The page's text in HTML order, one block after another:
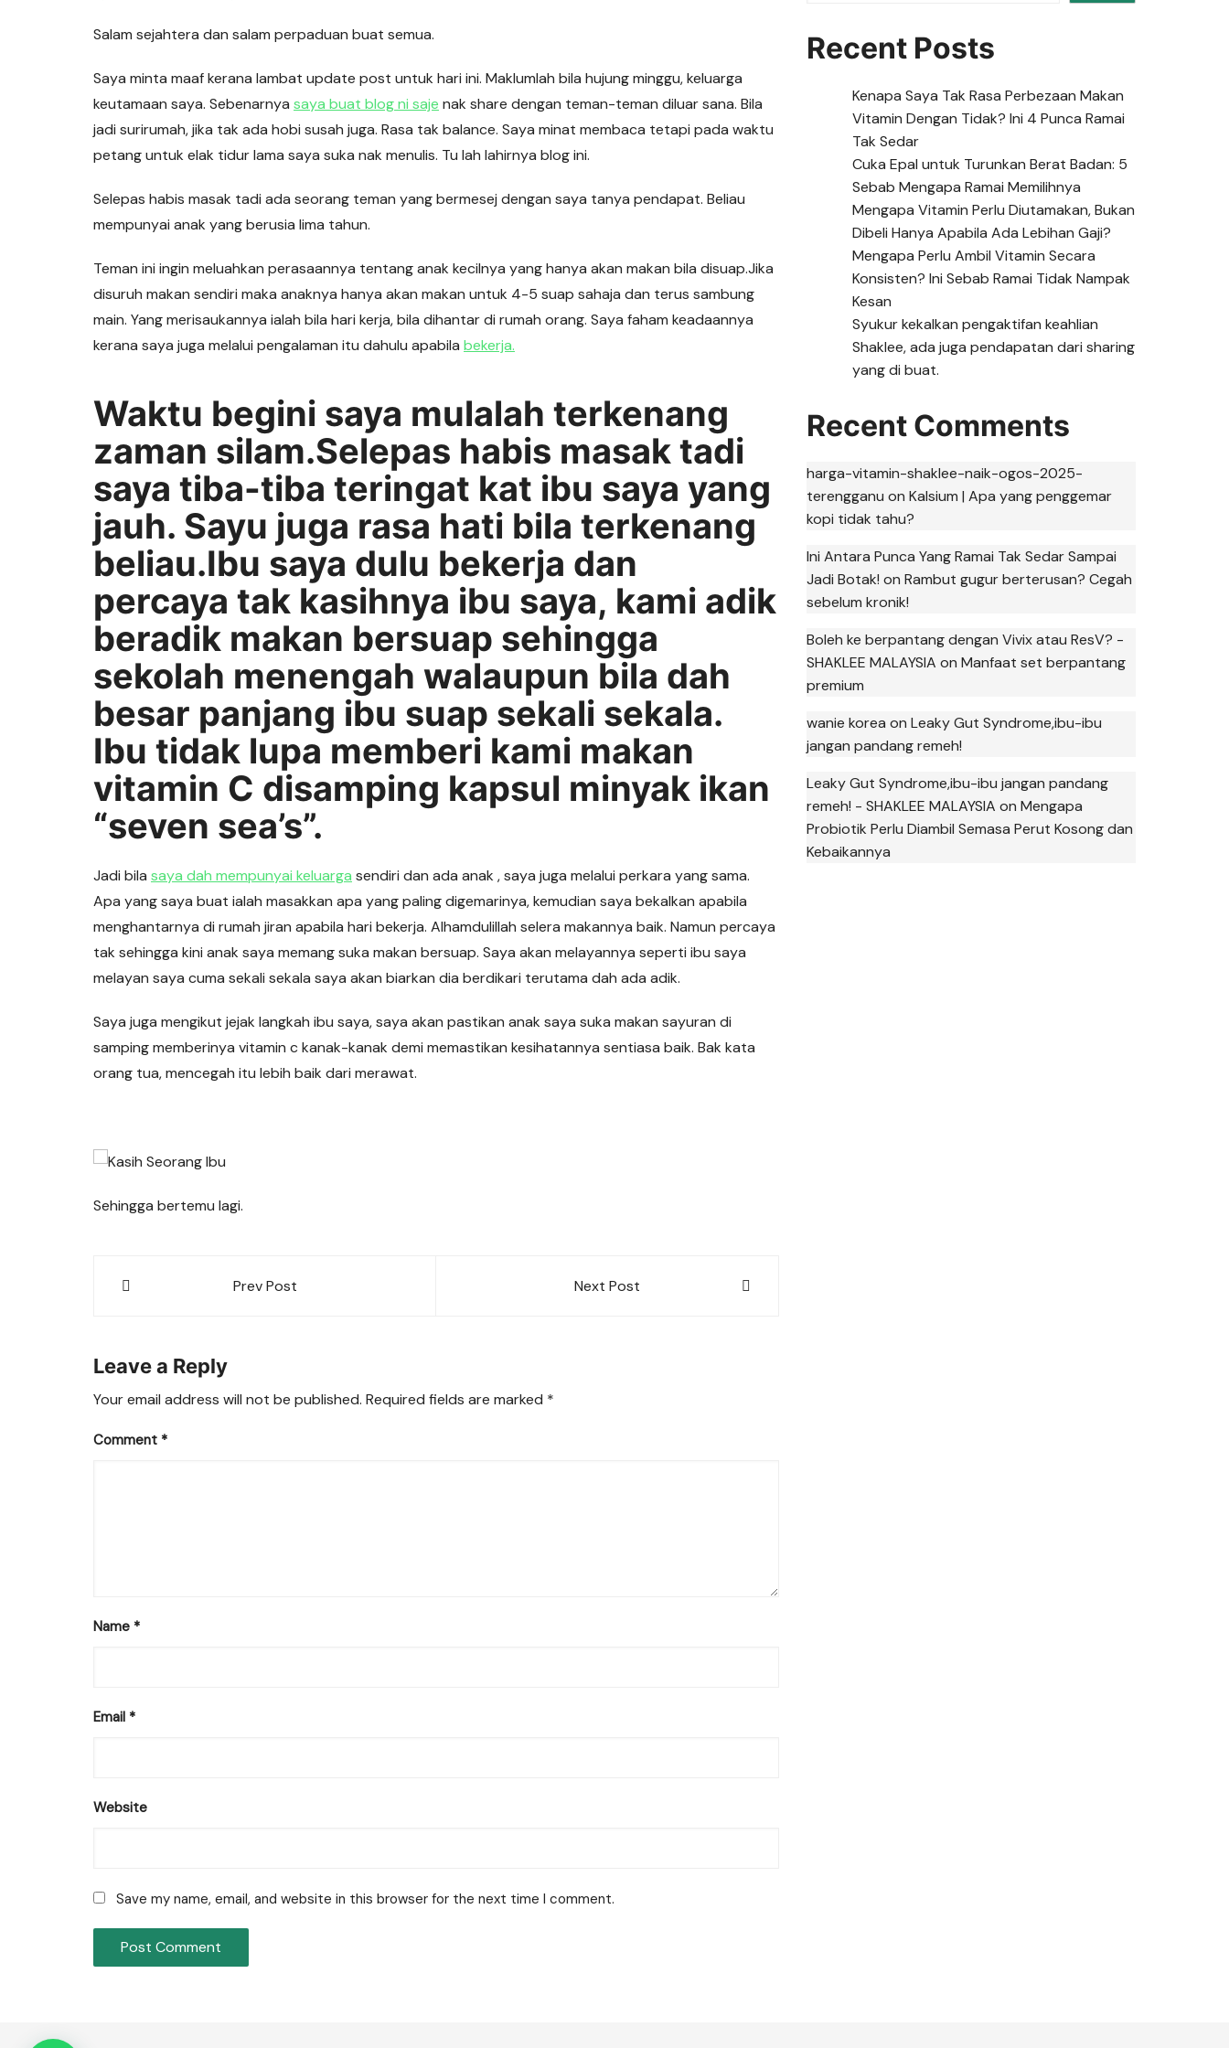
Salam sejahtera dan salam perpaduan buat semua.
Saya minta maaf kerana lambat update post untuk hari ini. Maklumlah bila hujung minggu, keluarga
keutamaan saya. Sebenarnya saya buat blog ni saje nak share dengan teman-teman diluar sana. Bila
jadi surirumah, jika tak ada hobi susah juga. Rasa tak balance. Saya minat membaca tetapi pada waktu
petang untuk elak tidur lama saya suka nak menulis. Tu lah lahirnya blog ini.
Selepas habis masak tadi ada seorang teman yang bermesej dengan saya tanya pendapat. Beliau
mempunyai anak yang berusia lima tahun.
Teman ini ingin meluahkan perasaannya tentang anak kecilnya yang hanya akan makan bila disuap.Jika
disuruh makan sendiri maka anaknya hanya akan makan untuk 4-5 suap sahaja dan terus sambung
main. Yang merisaukannya ialah bila hari kerja, bila dihantar di rumah orang. Saya faham keadaannya
kerana saya juga melalui pengalaman itu dahulu apabila bekerja.
Waktu begini saya mulalah terkenang
zaman silam.Selepas habis masak tadi
saya tiba-tiba teringat kat ibu saya yang
jauh. Sayu juga rasa hati bila terkenang
beliau.Ibu saya dulu bekerja dan
percaya tak kasihnya ibu saya, kami adik
beradik makan bersuap sehingga
sekolah menengah walaupun bila dah
besar panjang ibu suap sekali sekala.
Ibu tidak lupa memberi kami makan
vitamin C disamping kapsul minyak ikan
“seven sea’s”.
Jadi bila saya dah mempunyai keluarga sendiri dan ada anak , saya juga melalui perkara yang sama.
Apa yang saya buat ialah masakkan apa yang paling digemarinya, kemudian saya bekalkan apabila
menghantarnya di rumah jiran apabila hari bekerja. Alhamdulillah selera makannya baik. Namun percaya
tak sehingga kini anak saya memang suka makan bersuap. Saya akan melayannya seperti ibu saya
melayan saya cuma sekali sekala saya akan biarkan dia berdikari terutama dah ada adik.
Saya juga mengikut jejak langkah ibu saya, saya akan pastikan anak saya suka makan sayuran di
samping memberinya vitamin c kanak-kanak demi memastikan kesihatannya sentiasa baik. Bak kata
orang tua, mencegah itu lebih baik dari merawat.
Sehingga bertemu lagi.
Post
Prev Post Next Post
Leave a Reply
Your email address will not be published. Required fields are marked *
Comment *
Name *
Email *
Website
Save my name, email, and website in this browser for the next time I comment.
Recent Posts
Kenapa Saya Tak Rasa Perbezaan Makan
Vitamin Dengan Tidak? Ini 4 Punca Ramai
Tak Sedar
Cuka Epal untuk Turunkan Berat Badan: 5
Sebab Mengapa Ramai Memilihnya
Mengapa Vitamin Perlu Diutamakan, Bukan
Dibeli Hanya Apabila Ada Lebihan Gaji?
Mengapa Perlu Ambil Vitamin Secara
Konsisten? Ini Sebab Ramai Tidak Nampak
Kesan
Syukur kekalkan pengaktifan keahlian
Shaklee, ada juga pendapatan dari sharing
yang di buat.
Recent Comments
harga-vitamin-shaklee-naik-ogos-2025-
terengganu on Kalsium | Apa yang penggemar
kopi tidak tahu?
Ini Antara Punca Yang Ramai Tak Sedar Sampai
Jadi Botak! on Rambut gugur berterusan? Cegah
sebelum kronik!
Boleh ke berpantang dengan Vivix atau ResV? -
SHAKLEE MALAYSIA on Manfaat set berpantang
premium
wanie korea on Leaky Gut Syndrome,ibu-ibu
jangan pandang remeh!
Leaky Gut Syndrome,ibu-ibu jangan pandang
remeh! - SHAKLEE MALAYSIA on Mengapa
Probiotik Perlu Diambil Semasa Perut Kosong dan
Kebaikannya